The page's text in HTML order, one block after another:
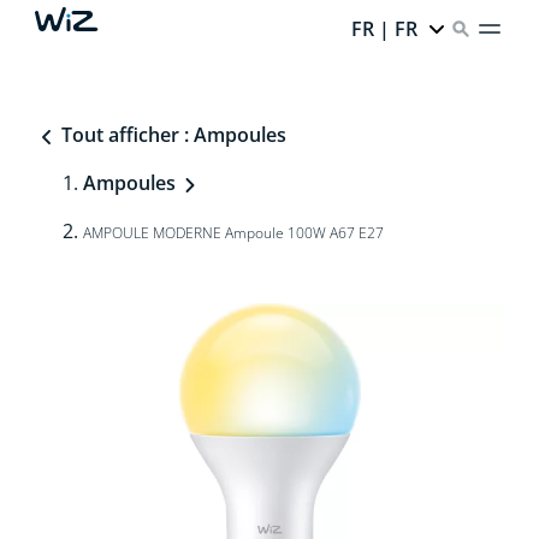
FR | FR
Tout afficher : Ampoules
Ampoules
AMPOULE MODERNE Ampoule 100W A67 E27